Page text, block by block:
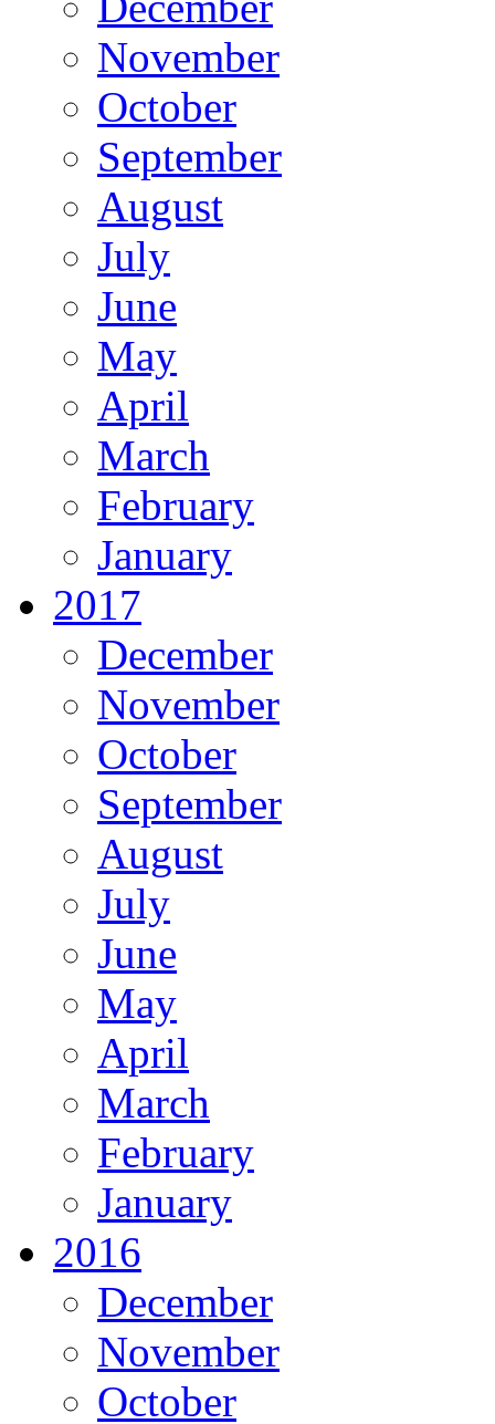
November
October
September
August
July
June
May
April
March
February
January
2017
December
November
October
September
August
July
June
May
April
March
February
January
2016
December
November
October